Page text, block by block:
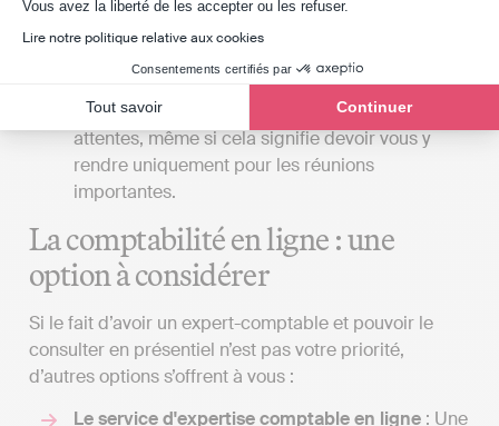
Vous avez la liberté de les accepter ou les refuser.
Lire notre politique relative aux cookies
Consentements certifiés par
Tout savoir Continuer
commodité. Parfois, il peut être préférable de
demander un devis à un cabinet situé dans le
département du Loiret si ceux de Chilleurs-aux-
Bois et des alentours ne répondent pas à vos
attentes, même si cela signifie devoir vous y
rendre uniquement pour les réunions
importantes.
La comptabilité en ligne : une
option à considérer
Si le fait d’avoir un expert-comptable et pouvoir le
consulter en présentiel n’est pas votre priorité,
d’autres options s’offrent à vous :
Le service d'expertise comptable en ligne : Une